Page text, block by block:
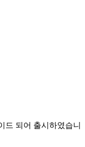
드 되어 출시하였습니